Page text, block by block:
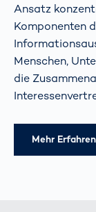
Ansatz
Komponenten
Menschen,
die
Mehr Erfahren